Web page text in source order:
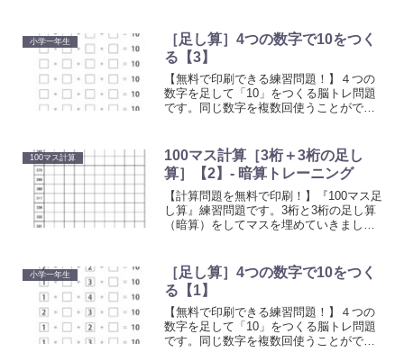
小学一年生
［足し算］4つの数字で10をつく
る【3】
【無料で印刷できる練習問題！】４つの
数字を足して「10」をつくる脳トレ問題
です。同じ数字を複数回使うことがで
100マス計算
100マス計算［3桁＋3桁の足し
算］【2】- 暗算トレーニング
【計算問題を無料で印刷！】『100マス足
し算』練習問題です。3桁と3桁の足し算
（暗算）をしてマスを埋めていきましょ
側にある数字を足してマスを埋めていく
計算プリントです。
小学一年生
［足し算］4つの数字で10をつく
る【1】
【無料で印刷できる練習問題！】４つの
数字を足して「10」をつくる脳トレ問題
です。同じ数字を複数回使うことがで